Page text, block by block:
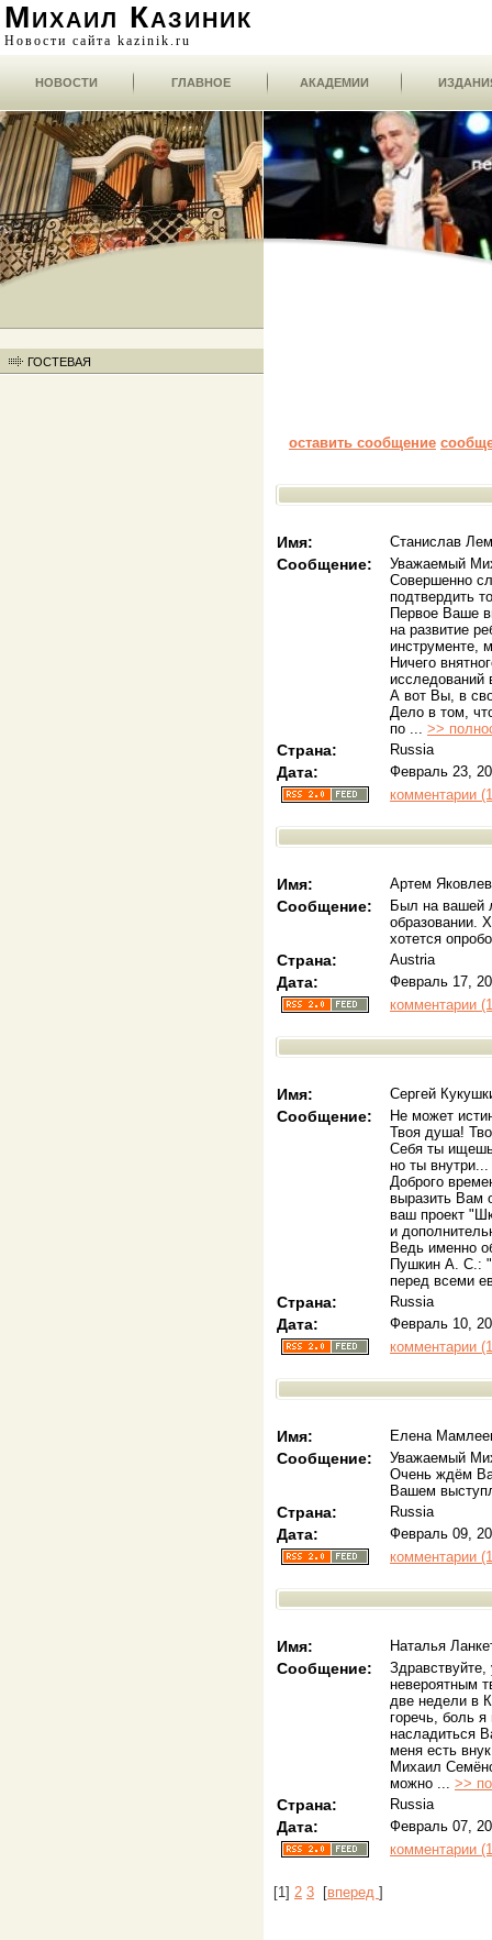
Михаил Казиник
Новости сайта kazinik.ru
НОВОСТИ ГЛАВНОЕ АКАДЕМИИ
ГОСТЕВАЯ
оставить сообщение
Имя: Станислав
Сообщение:
Уважаемый
Совершенно
подтвердить
Первое Ваше
на развитие
инструменте,
Ничего
исследований
А вот Вы, в
Дело в том,
по ... >>
Страна: Russia
Дата:
Февраль 23,
комментарии
Имя: Артем Яковлев
Сообщение:
Был на вашей
образовании.
хотется
Страна: Austria
Дата:
Февраль 17,
комментарии
Имя: Сергей
Сообщение:
Не может
Твоя душа!
Себя ты
но ты
Доброго
выразить Вам
ваш проект
и
Ведь именно
Пушкин А. С.:
перед всеми
Страна: Russia
Дата:
Февраль 10,
комментарии
Имя: Елена
Сообщение:
Уважаемый
Очень ждём
Вашем
Страна: Russia
Дата:
Февраль 09,
комментарии
Имя: Наталья
Сообщение:
невероятным
две недели в
горечь, боль
насладиться
меня есть
Михаил
можно ... >>
Страна: Russia
Дата:
Февраль 07,
комментарии
[1] 2 3 [вперед ]